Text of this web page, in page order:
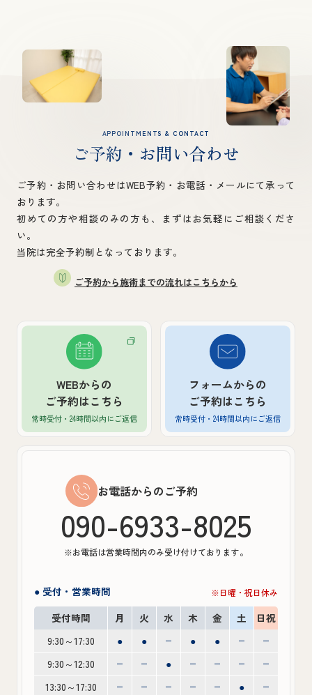
APPOINTMENTS & CONTACT
ご予約・お問い合わせ
ご予約・お問い合わせはWEB予約・お電話・メールにて承って
おります。
初めての方や相談のみの方も、まずはお気軽にご相談くださ
い。
当院は完全予約制となっております。
ご予約から施術までの流れはこちらから
WEBからの
ご予約はこちら
常時受付・24時間以内にご返信
フォームからの
ご予約はこちら
常時受付・24時間以内にご返信
お電話からのご予約
090-6933-8025
※お電話は営業時間内のみ受け付けております。
● 受付・営業時間 ※日曜・祝日休み
受付時間 月 火 水 木 金 土
日祝
9:30～17:30
● ● ●
●
9:30～12:30
●
13:30～17:30
●